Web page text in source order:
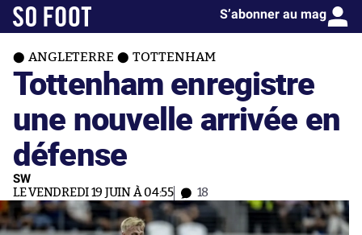
S’abonner au mag
ANGLETERRE TOTTENHAM
Tottenham enregistre
une nouvelle arrivée en
défense
SW
LE VENDREDI 19 JUIN À 04:55 18